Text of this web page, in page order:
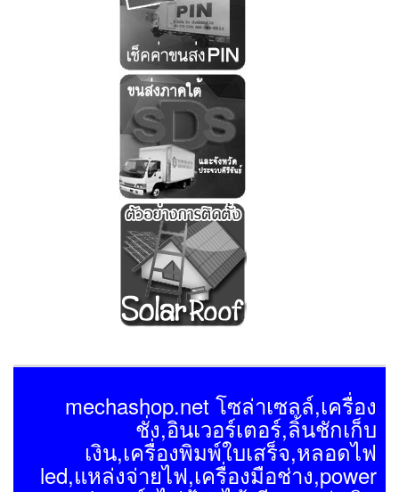
mechashop.net โซล่าเซลล์,เครื่อง
ชั่ง,อินเวอร์เตอร์,ลิ้นชักเก็บ
เงิน,เครื่องพิมพ์ใบเสร็จ,หลอดไฟ
led,แหล่งจ่ายไฟ,เครื่องมือช่าง,power